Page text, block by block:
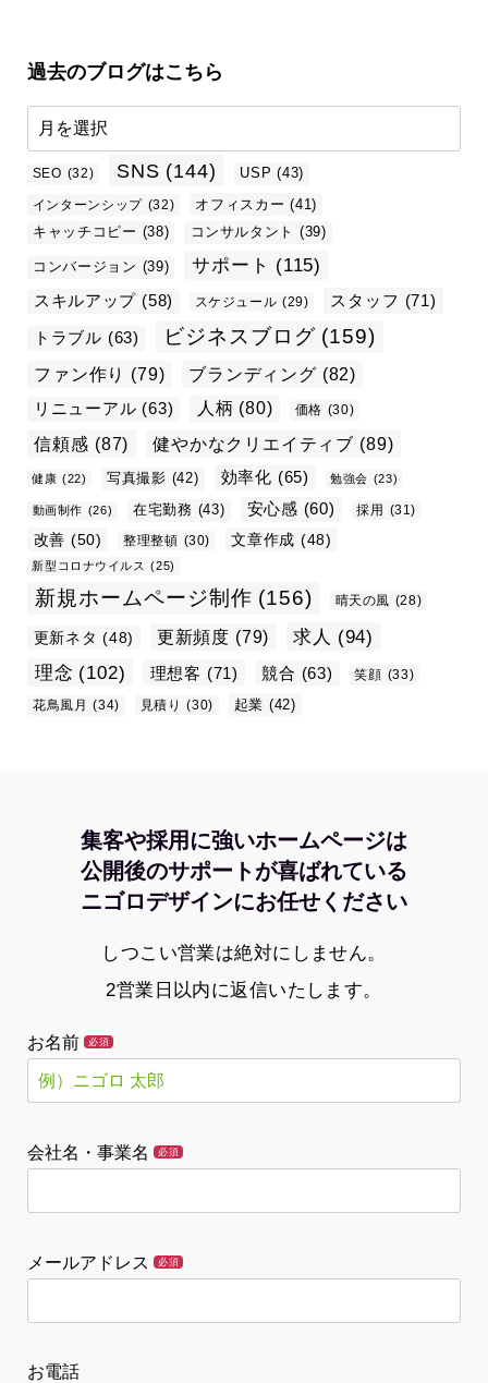
過去のブログはこちら
SEO (32) SNS (144) USP (43)
インターンシップ (32) オフィスカー (41)
キャッチコピー (38) コンサルタント (39)
コンバージョン (39) サポート (115)
スキルアップ (58) スケジュール (29) スタッフ (71)
トラブル (63) ビジネスブログ (159)
ファン作り (79) ブランディング (82)
リニューアル (63) 人柄 (80) 価格 (30)
信頼感 (87) 健やかなクリエイティブ (89)
健康 (22) 写真撮影 (42) 効率化 (65) 勉強会 (23)
動画制作 (26) 在宅勤務 (43) 安心感 (60) 採用 (31)
改善 (50) 整理整頓 (30) 文章作成 (48)
新型コロナウイルス (25)
新規ホームページ制作 (156) 晴天の風 (28)
更新ネタ (48) 更新頻度 (79) 求人 (94)
理念 (102) 理想客 (71) 競合 (63) 笑顔 (33)
花鳥風月 (34) 見積り (30) 起業 (42)
集客や採用に強いホームページは
公開後のサポートが喜ばれている
ニゴロデザインにお任せください
しつこい営業は絶対にしません。
2営業日以内に返信いたします。
お名前 必須
会社名・事業名 必須
メールアドレス 必須
お電話